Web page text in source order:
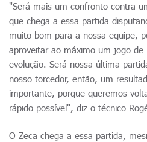
"Será mais um confronto contra
que chega a essa partida
muito bom para a nossa equipe,
aproveitar ao máximo um jogo de
evolução. Será nossa última
nosso torcedor, então, um
importante, porque queremos
rápido possível", diz o técnico
O Zeca chega a essa partida,